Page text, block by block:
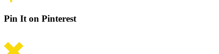
Pin It on Pinterest